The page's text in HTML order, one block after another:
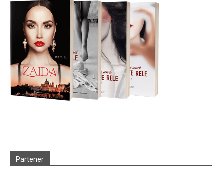
Partener